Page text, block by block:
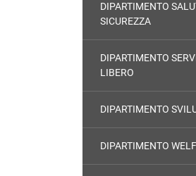
DIPARTIMENTO
SICUREZZA
DIPARTIMENTO
LIBERO
DIPARTIMENTO
DIPARTIMENTO